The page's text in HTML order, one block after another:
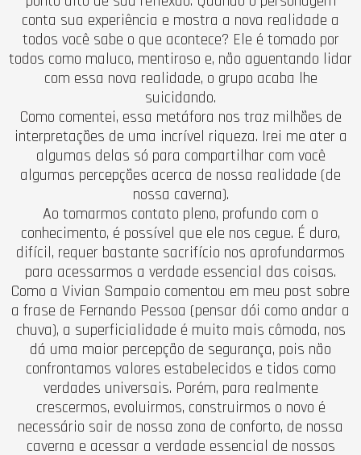
conta sua experiência e mostra a nova realidade a
todos você sabe o que acontece? Ele é tomado por
todos como maluco, mentiroso e, não aguentando lidar
com essa nova realidade, o grupo acaba lhe
suicidando.
Como comentei, essa metáfora nos traz milhões de
interpretações de uma incrível riqueza. Irei me ater a
algumas delas só para compartilhar com você
algumas percepções acerca de nossa realidade (de
nossa caverna).
Ao tomarmos contato pleno, profundo com o
conhecimento, é possível que ele nos cegue. É duro,
difícil, requer bastante sacrifício nos aprofundarmos
para acessarmos a verdade essencial das coisas.
Como a Vivian Sampaio comentou em meu post sobre
a frase de Fernando Pessoa (pensar dói como andar a
chuva), a superficialidade é muito mais cômoda, nos
dá uma maior percepção de segurança, pois não
confrontamos valores estabelecidos e tidos como
verdades universais. Porém, para realmente
crescermos, evoluirmos, construirmos o novo é
necessário sair de nossa zona de conforto, de nossa
caverna e acessar a verdade essencial de nossos